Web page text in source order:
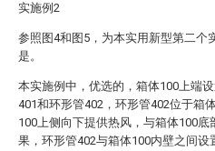
实施例2
参照图4和图5，为本实用新型第二个
是。
本实施例中，优选的，箱体100上端
401和环形管402，环形管402位于箱
100上侧向下提供热风，与箱体100
果，环形管402与箱体100内壁之间